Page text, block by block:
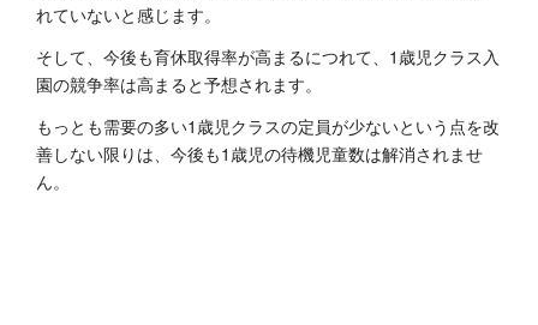
れていないと感じます。
そして、今後も育休取得率が高まるにつれて、1歳児クラス入
園の競争率は高まると予想されます。
もっとも需要の多い1歳児クラスの定員が少ないという点を改
善しない限りは、今後も1歳児の待機児童数は解消されませ
ん。